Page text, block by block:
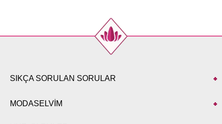
SIKÇA SORULAN SORULAR
MODASELVİM